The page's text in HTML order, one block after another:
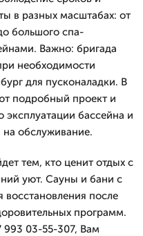
в разных масштабах: от
большого спа-
Важно: бригада
необходимости
для пусконаладки. В
подробный проект и
бассейна и
обслуживание.
тем, кто ценит отдых с
уют. Сауны и бани с
восстановления после
программ.
993 03-55-307, Вам